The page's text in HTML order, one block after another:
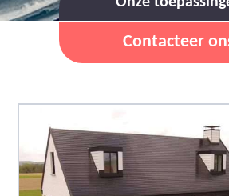
Contacteer